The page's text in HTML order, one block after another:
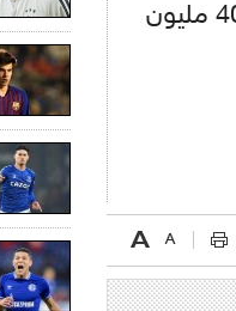
وقد وضعت إدارة لابورتا شرطا جزائيا في عقد اللاعب قدره 400 مليون